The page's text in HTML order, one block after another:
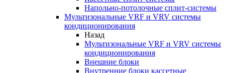
Напольно-потолочные сплит-системы
Мультизональные VRF и VRV системы
кондиционирования
Назад
Мультизональные VRF и VRV системы
кондиционирования
Внешние блоки
Внутренние блоки кассетные